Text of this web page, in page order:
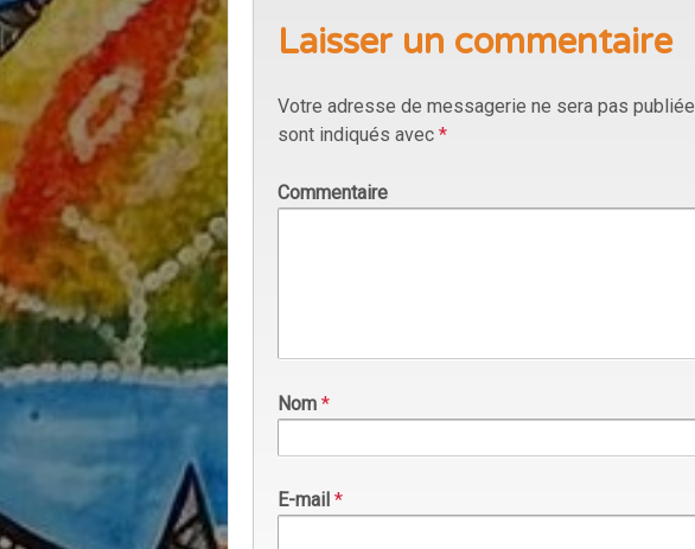
Laisser un commentaire
Votre adresse de messagerie ne sera pas publiée.
sont indiqués avec *
Commentaire
Nom *
E-mail *